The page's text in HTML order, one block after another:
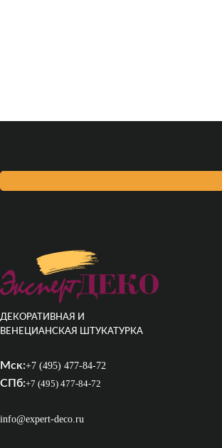
ДЕКОРАТИВНАЯ И
ВЕНЕЦИАНСКАЯ ШТУКАТУРКА
Мск:+7 (495) 477-84-72
СПб:+7 (495) 477-84-72
info@expert-deco.ru